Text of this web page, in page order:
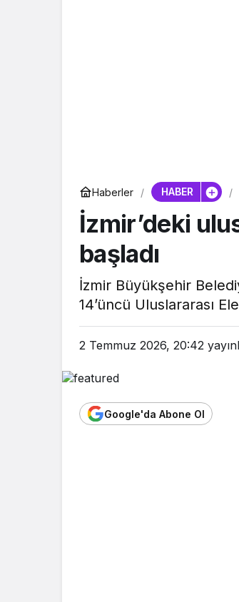
Haberler HABER
İzmir’deki
başladı
İzmir Büyükşehir
14’üncü Uluslararası
2 Temmuz 2026, 20:42
Google'da Abone Ol